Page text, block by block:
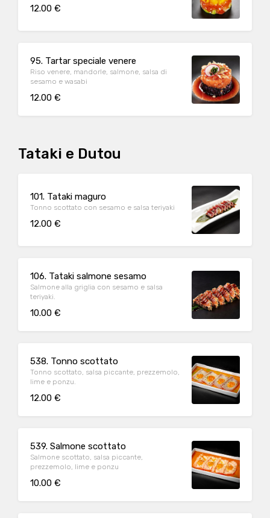
12.00 €
95. Tartar speciale venere
Riso venere, mandorle, salmone, salsa di
sesamo e wasabi
12.00 €
Tataki e Dutou
101. Tataki maguro
Tonno scottato con sesamo e salsa teriyaki
12.00 €
106. Tataki salmone sesamo
Salmone alla griglia con sesamo e salsa
teriyaki.
10.00 €
538. Tonno scottato
Tonno scottato, salsa piccante, prezzemolo,
lime e ponzu.
12.00 €
539. Salmone scottato
Salmone scottato, salsa piccante,
prezzemolo, lime e ponzu
10.00 €